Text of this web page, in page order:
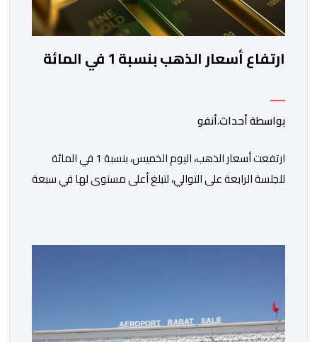
ارتفاع أسعار الذهب بنسبة 1 في المائة
بواسطة أحداث.أنفو
ارتفعت أسعار الذهب، اليوم الخميس، بنسبة 1 في المائة
للجلسة الرابعة على التوالي، لتبلغ أعلى مستوى لها في سبعة
بنسبة 1 في المائة إلى 4285,69 دولارا للأوقية، مسجلا أعلى